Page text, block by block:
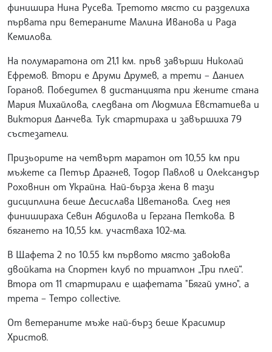
финишира Нина Русева. Третото място си разделиха
първата при ветераните Малина Иванова и Рада
Кемилова.
На полумаратона от 21,1 км. пръв завърши Николай
Ефремов. Втори е Друми Друмев, а трети – Даниел
Горанов. Победител в дистанцията при жените стана
Мария Михайлова, следвана от Людмила Евстатиева и
Виктория Данчева. Тук стартираха и завършиха 79
състезатели.
Призьорите на четвърт маратон от 10,55 км при
мъжете са Петър Драгнев, Тодор Павлов и Олександър
Роховнин от Украйна. Най-бърза жена в тази
дисциплина беше Десислава Цветанова. След нея
финишираха Севин Абдилова и Гергана Петкова. В
бягането на 10,55 км. участваха 102-ма.
В Щафета 2 по 10.55 км първото място завоюва
двойката на Спортен клуб по триатлон „Три плей“.
Втора от 11 стартирали е щафетата "Бягай умно", а
трета – Tempo collective.
От ветераните мъже най-бърз беше Красимир
Христов.